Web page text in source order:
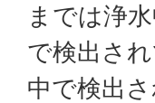
までは浄
で検出さ
中で検出